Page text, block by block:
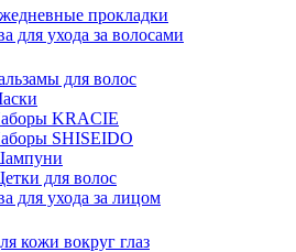
прокладки
для ухода за волосами
для волос
KRACIE
SHISEIDO
для волос
для ухода за лицом
кожи вокруг глаз